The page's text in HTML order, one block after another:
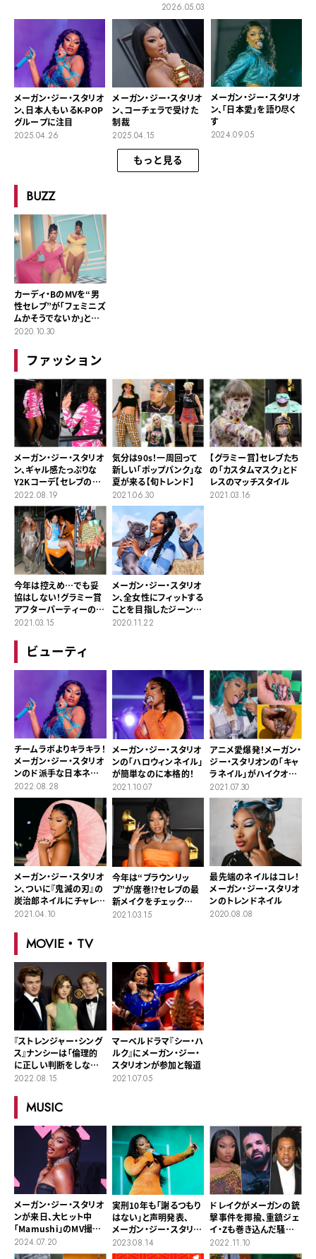
2026.05.03
メーガン・ジー・スタリオ
ン、日本人もいるK-POP
グループに注目
2025.04.26
メーガン・ジー・スタリオ
ン、コーチェラで受けた
制裁
2025.04.15
メーガン・ジー・スタリオ
ン、「日本愛」を語り尽く
す
2024.09.05
もっと見る
BUZZ
カーディ・BのMVを“男
性セレブ”が「フェミニズ
ムかそうでないか」と解
説し大炎上
2020.10.30
ファッション
メーガン・ジー・スタリオ
ン、ギャル感たっぷりな
Y2Kコーデ【セレブの最
新スタイル】
2022.08.19
気分は90s！一周回って
新しい「ポップパンク」な
夏が来る【旬トレンド】
2021.06.30
【グラミー賞】セレブたち
の「カスタムマスク」とド
レスのマッチスタイル
2021.03.16
今年は控えめ…でも妥
協はしない！グラミー賞
アフターパーティーの
ファッション
2021.03.15
メーガン・ジー・スタリオ
ン、全女性にフィットする
ことを目指したジーンズ
のラインを発表
2020.11.22
ビューティ
チームラボよりキラキラ！
メーガン・ジー・スタリオ
ンのド派手な日本ネイ
ル
2022.08.28
メーガン・ジー・スタリオ
ンの「ハロウィンネイル」
が簡単なのに本格的！
2021.10.07
アニメ愛爆発！メーガン・
ジー・スタリオンの「キャ
ラネイル」がハイクオリ
ティー
2021.07.30
メーガン・ジー・スタリオ
ン、ついに『鬼滅の刃』の
炭治郎ネイルにチャレン
ジ
2021.04.10
今年は“ブラウンリッ
プ”が席巻!?セレブの最
新メイクをチェック
【2021年グラミー賞授賞
2021.03.15
最先端のネイルはコレ！
メーガン・ジー・スタリオ
ンのトレンドネイル
2020.08.08
MOVIE・TV
『ストレンジャー・シング
ス』ナンシーは「倫理的
に正しい判断をしな
い」、スティーブ派かジョ
2022.08.15
マーベルドラマ『シー・ハ
ルク』にメーガン・ジー・
スタリオンが参加と報道
2021.07.05
MUSIC
メーガン・ジー・スタリオ
ンが来日、大ヒット中
「Mamushi」のMV撮影
のため
2024.07.20
実刑10年も「謝るつもり
はない」と声明発表、
メーガン・ジー・スタリオ
ン銃撃事件で判決
2023.08.14
ドレイクがメーガンの銃
撃事件を揶揄、重鎮ジェ
イ・Zも巻き込んだ騒動
を解説
2022.11.10